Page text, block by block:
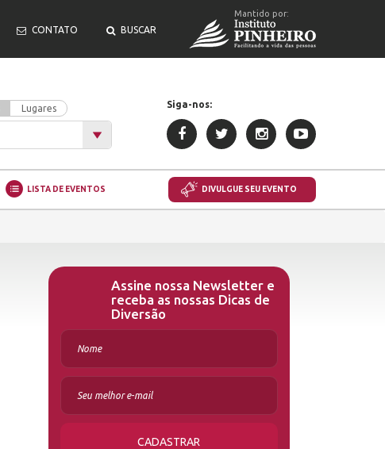
CONTATO BUSCAR
Mantido por:
Lugares Siga-nos:
LISTA DE EVENTOS DIVULGUE SEU EVENTO
Assine nossa Newsletter e
receba as nossas Dicas de
Diversão
CADASTRAR